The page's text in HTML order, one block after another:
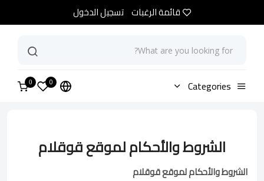
قائمة الرغبات تسجيل الدخول
Categories
0
0 الرئيسية Terms and Conditions for the Goglam Website
الشروط والأحكام لموقع قوقلام
الشروط والأحكام لموقع قوقلام